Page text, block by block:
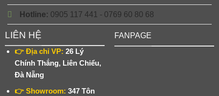
Hotline: 0905 117 441 - 0769 60 80 68
LIÊN HỆ
👉 Địa chỉ VP: 26 Lý
Chính Thắng, Liên Chiểu,
Đà Nẵng
👉 Showroom: 347 Tôn
FANPAGE